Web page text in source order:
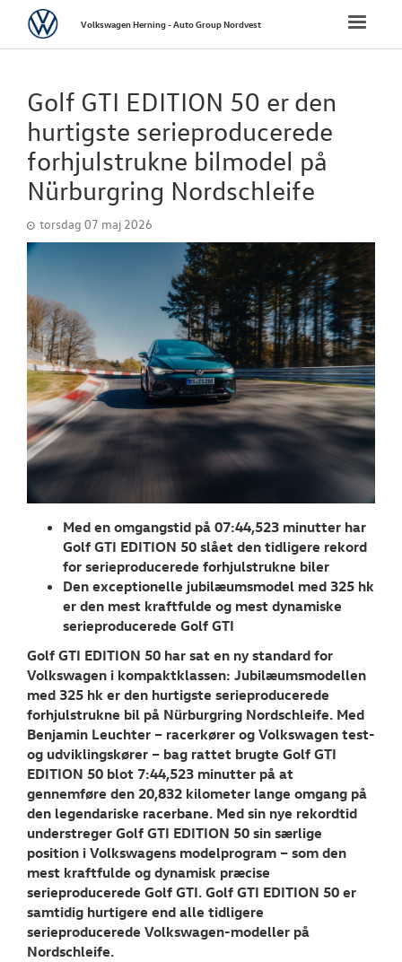
NYE
NYE VAREBILER
TILBEHØR
VÆRKSTED
RESERVEDELE
NYHEDER
Tilmeld dig
Aktuelt
OM OS
Toggle
VolkswagenVolkswagen Herning - Auto Group Nordvest
Golf GTI EDITION 50 er den
hurtigste serieproducerede
forhjulstrukne bilmodel på
Nürburgring Nordschleife
torsdag 07 maj 2026
Med en omgangstid på 07:44,523 minutter har
Golf GTI EDITION 50 slået den tidligere rekord
for serieproducerede forhjulstrukne biler
Den exceptionelle jubilæumsmodel med 325 hk
er den mest kraftfulde og mest dynamiske
serieproducerede Golf GTI
Golf GTI EDITION 50 har sat en ny standard for
Volkswagen i kompaktklassen: Jubilæumsmodellen
med 325 hk er den hurtigste serieproducerede
forhjulstrukne bil på Nürburgring Nordschleife. Med
Benjamin Leuchter – racerkører og Volkswagen test-
og udviklingskører – bag rattet brugte Golf GTI
EDITION 50 blot 7:44,523 minutter på at
gennemføre den 20,832 kilometer lange omgang på
den legendariske racerbane. Med sin nye rekordtid
understreger Golf GTI EDITION 50 sin særlige
position i Volkswagens modelprogram – som den
mest kraftfulde og dynamisk præcise
serieproducerede Golf GTI. Golf GTI EDITION 50 er
samtidig hurtigere end alle tidligere
serieproducerede Volkswagen-modeller på
Nordschleife.